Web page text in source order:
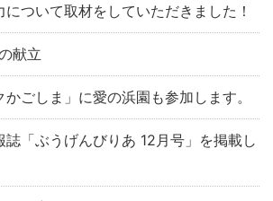
ついて取材をしていただきました！
献立
かごしま」に愛の浜園も参加します。
誌「ぶうげんびりあ 12月号」を掲載し